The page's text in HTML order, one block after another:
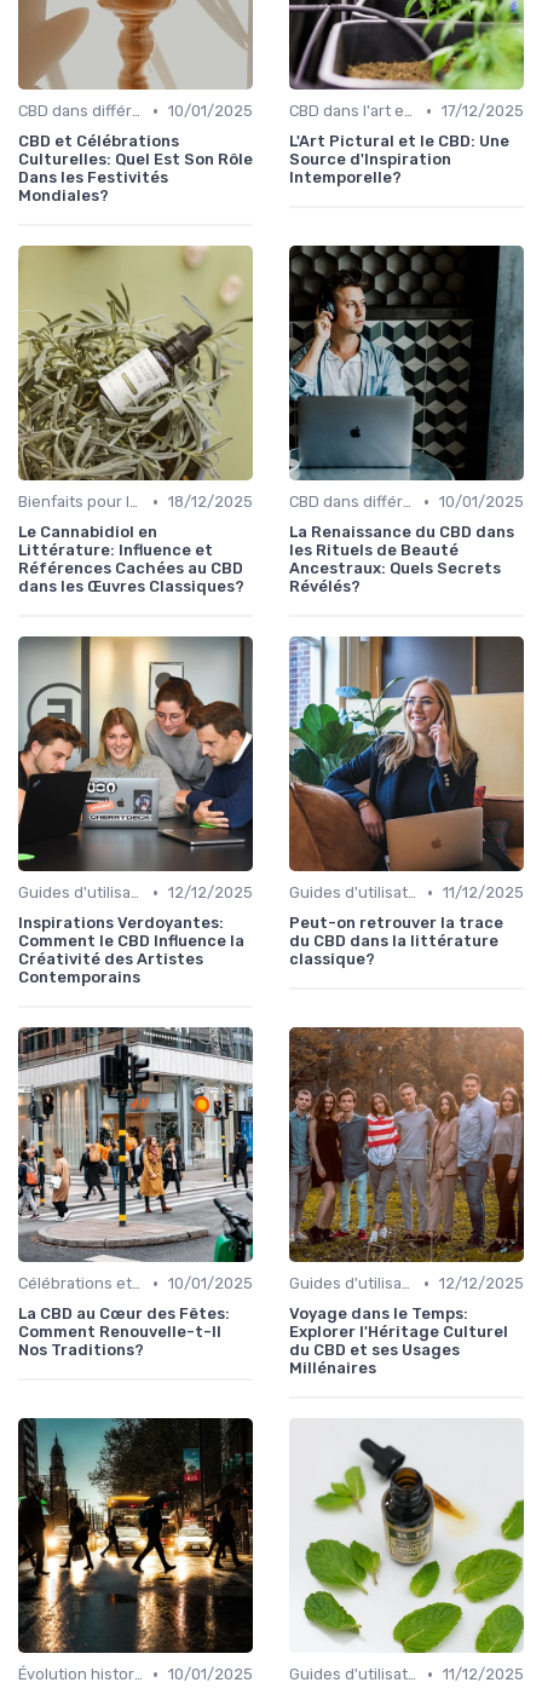
CBD dans différentes cultures • 10/01/2025
CBD et Célébrations
Culturelles: Quel Est Son Rôle
Dans les Festivités
Mondiales?
CBD dans l'art et la littérature • 17/12/2025
L'Art Pictural et le CBD: Une
Source d'Inspiration
Intemporelle?
Bienfaits pour la santé • 18/12/2025
Le Cannabidiol en
Littérature: Influence et
Références Cachées au CBD
dans les Œuvres Classiques?
CBD dans différentes cultures • 10/01/2025
La Renaissance du CBD dans
les Rituels de Beauté
Ancestraux: Quels Secrets
Révélés?
Guides d'utilisation • 12/12/2025
Inspirations Verdoyantes:
Comment le CBD Influence la
Créativité des Artistes
Contemporains
Guides d'utilisation • 11/12/2025
Peut-on retrouver la trace
du CBD dans la littérature
classique?
Célébrations et traditions • 10/01/2025
La CBD au Cœur des Fêtes:
Comment Renouvelle-t-Il
Nos Traditions?
Guides d'utilisation • 12/12/2025
Voyage dans le Temps:
Explorer l'Héritage Culturel
du CBD et ses Usages
Millénaires
Évolution historique • 10/01/2025
Guides d'utilisation • 11/12/2025